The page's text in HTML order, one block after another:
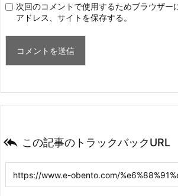
次回のコメントで使用するためブラウザー
アドレス、サイトを保存する。
 この記事のトラックバックURL